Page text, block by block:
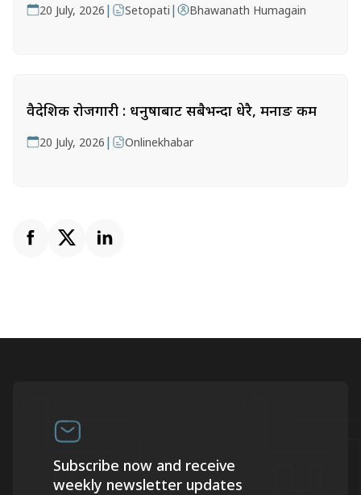
20 July, 2026 | Setopati | Bhawanath Humagain
वैदेशिक रोजगारी : धनुषाबाट सबैभन्दा धेरै, मनाङ कम
20 July, 2026 | Onlinekhabar
Subscribe now and receive
weekly newsletter updates